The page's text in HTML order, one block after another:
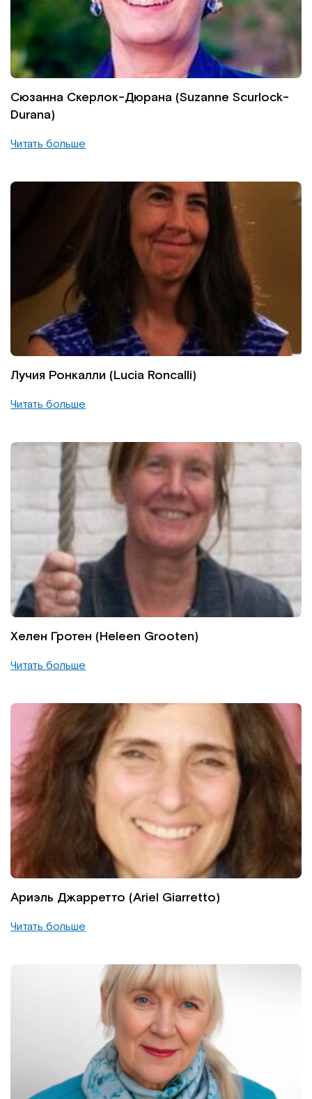
Сюзанна Скерлок-Дюрана (Suzanne Scurlock-
Durana)
Читать больше
Лучия Ронкалли (Lucia Roncalli)
Читать больше
Хелен Гротен (Heleen Grooten)
Читать больше
Ариэль Джарретто (Ariel Giarretto)
Читать больше